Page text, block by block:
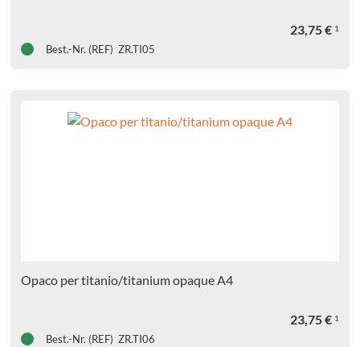
23,75€ 1
Best.-Nr. (REF) ZR.TI05
Opaco per titanio/titanium opaque A4
23,75€ 1
Best.-Nr. (REF) ZR.TI06